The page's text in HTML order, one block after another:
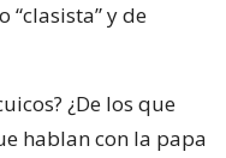
y de
¿De los que
hablan con la papa